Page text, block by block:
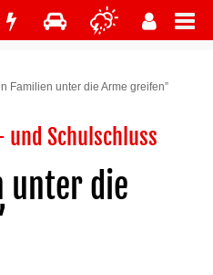
Familien unter die Arme greifen”
und Schulschluss
unter die